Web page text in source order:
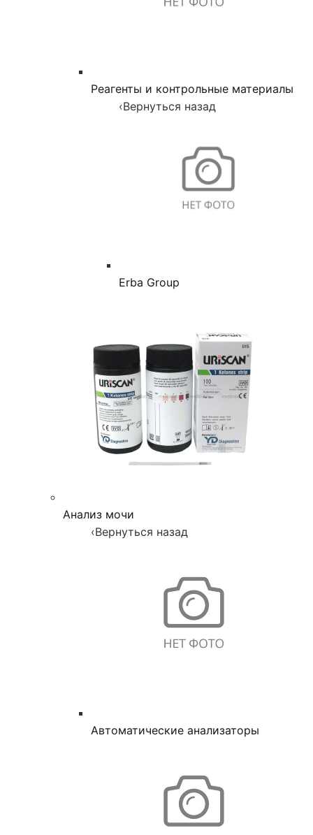
Реагенты и контрольные материалы
‹Вернуться назад
Erba Group
Анализ мочи
‹Вернуться назад
Автоматические анализаторы